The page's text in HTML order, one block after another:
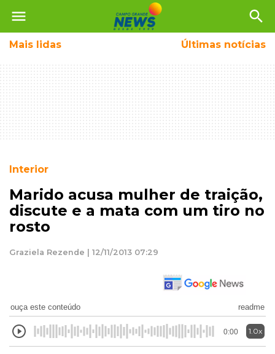
menu search
Mais lidas Últimas notícias
Interior
Marido acusa mulher de traição,
discute e a mata com um tiro no
rosto
Graziela Rezende | 12/11/2013 07:29
ouça este conteúdo readme
0:00 1.0x